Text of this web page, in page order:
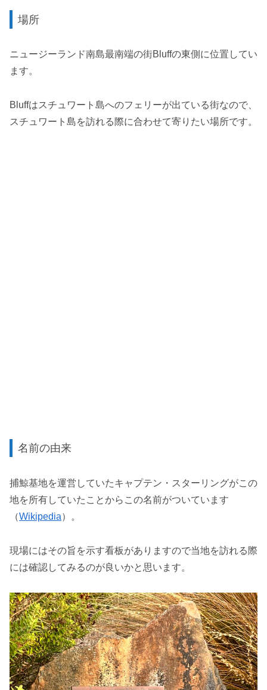
場所
ニュージーランド南島最南端の街Bluffの東側に位置してい
ます。
Bluffはスチュワート島へのフェリーが出ている街なので、
スチュワート島を訪れる際に合わせて寄りたい場所です。
名前の由来
捕鯨基地を運営していたキャプテン・スターリングがこの
地を所有していたことからこの名前がついています
（Wikipedia）。
現場にはその旨を示す看板がありますので当地を訪れる際
には確認してみるのが良いかと思います。